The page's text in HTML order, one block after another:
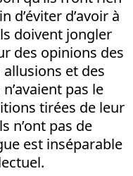
d’éviter d’avoir à
doivent jongler
des opinions des
et des
pas le
tirées de leur
n’ont pas de
est inséparable